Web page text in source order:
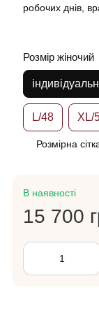
робочих днів,
Розмір жіночий
L/48 XL/
Розмірна
В наявності
15 700